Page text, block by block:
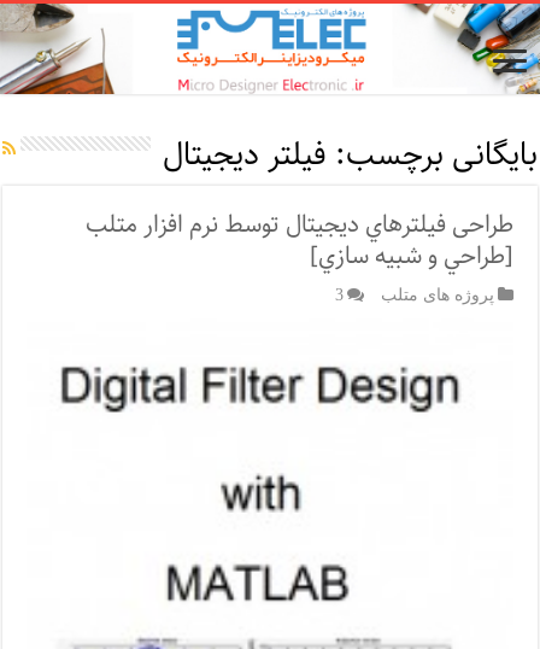
بایگانی برچسب: فيلتر ديجيتال
طراحی فيلترهاي ديجيتال توسط نرم افزار متلب
[طراحي و شبيه سازي]
پروژه های متلب 3